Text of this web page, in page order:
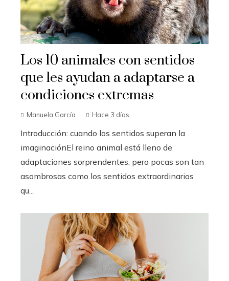
Los 10 animales con sentidos
que les ayudan a adaptarse a
condiciones extremas
Manuela García Hace 3 días
Introducción: cuando los sentidos superan la
imaginaciónEl reino animal está lleno de
adaptaciones sorprendentes, pero pocas son tan
asombrosas como los sentidos extraordinarios
qu...